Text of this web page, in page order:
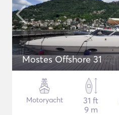
Mostes Offshore 31
Motoryacht
31 ft
9 m